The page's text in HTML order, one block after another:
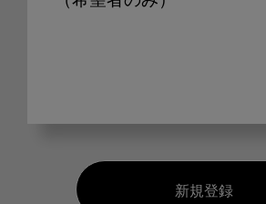
新規登録